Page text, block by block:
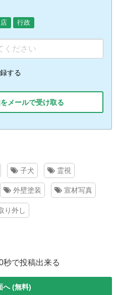
行政
する
メールで受け取る
子犬 霊視
外壁塗装 宣材写真
り外し
秒で投稿出来る
へ (無料)